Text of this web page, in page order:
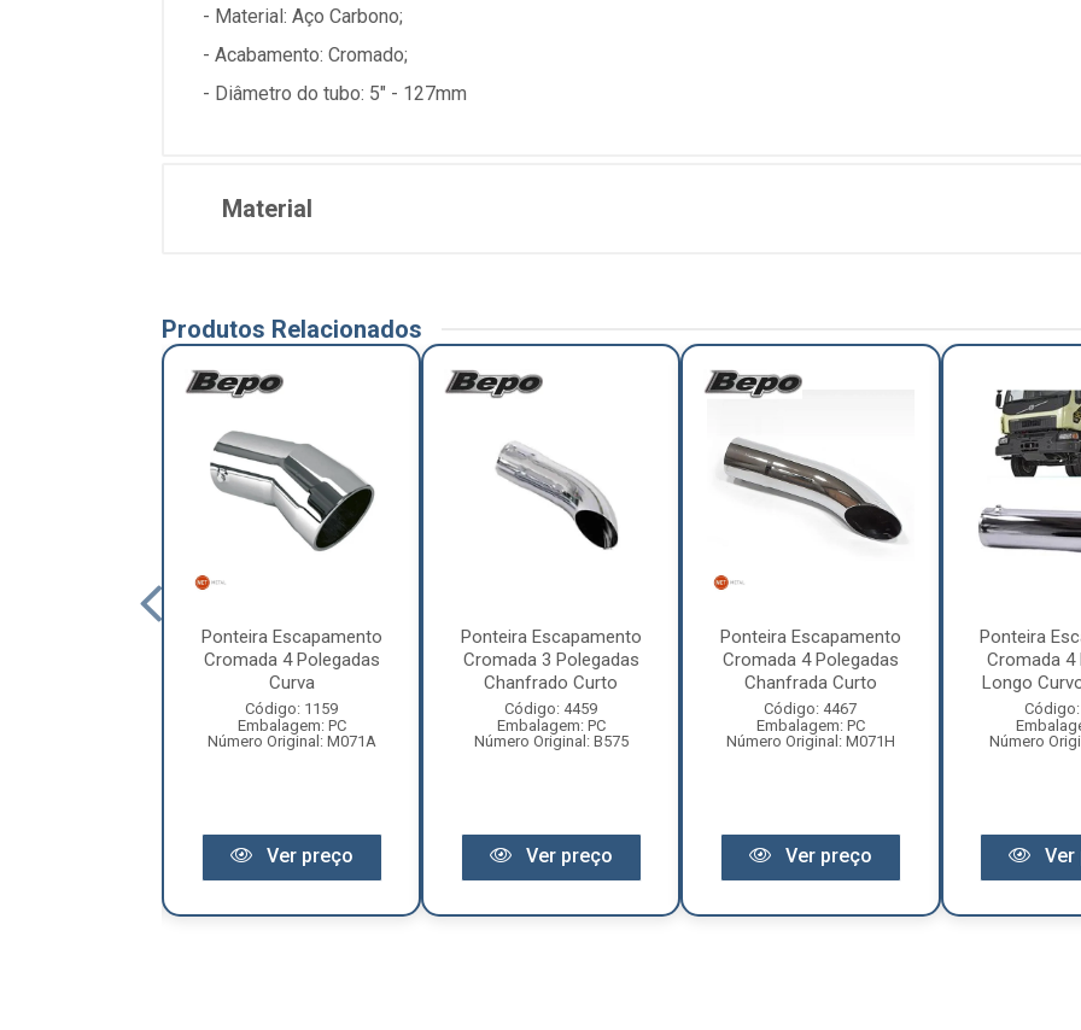
- Material: Aço Carbono;
- Acabamento: Cromado;
- Diâmetro do tubo: 5" - 127mm
Material
Produtos Relacionados
Ponteira Escapamento
Cromada 4 Polegadas
Curva
Código: 1159
Embalagem: PC
Número Original: M071A
Ver preço
Ponteira Escapamento
Cromada 3 Polegadas
Chanfrado Curto
Código: 4459
Embalagem: PC
Número Original: B575
Ver preço
Ponteira Escapamento
Cromada 4 Polegadas
Chanfrada Curto
Código: 4467
Embalagem: PC
Número Original: M071H
Ver preço
Ponteira
Cromada 4
Longo
Código:
Número
Ver